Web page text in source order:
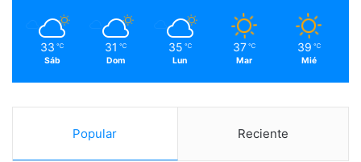
m
33 ℃
Sáb
31 ℃
Dom
35 ℃
Lun
37 ℃
Mar
39 ℃
Mié
Popular Reciente